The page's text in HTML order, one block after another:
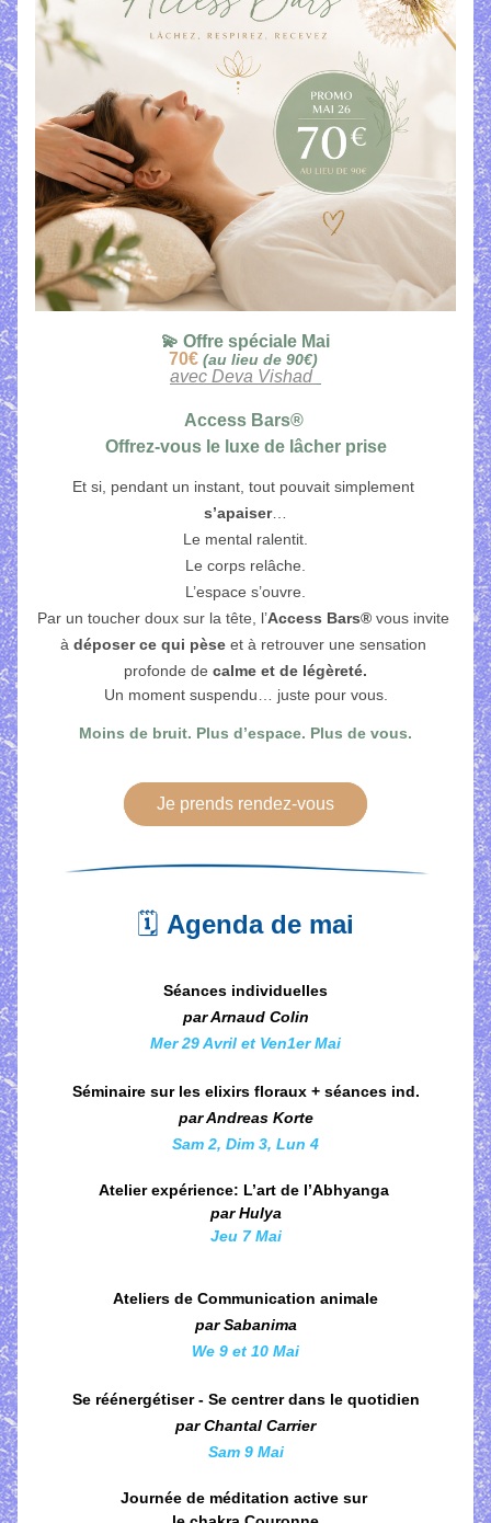
💫 Offre spéciale Mai
70€ (au lieu de 90€)
avec Deva Vishad
Access Bars®
Offrez-vous le luxe de lâcher prise
s’apaiser…
Le mental ralentit.
Le corps relâche.
L’espace s’ouvre.
Par un toucher doux sur la tête, l’Access Bars® vous invite
à déposer ce qui pèse et à retrouver une sensation
profonde de calme et de légèreté.
Un moment suspendu… juste pour vous.
Moins de bruit. Plus d’espace. Plus de vous.
Je prends rendez-vous
🗓 Agenda de mai
Séances individuelles
par Arnaud Colin
Mer 29 Avril et Ven1er Mai
Séminaire sur les elixirs floraux + séances ind.
par Andreas Korte
Sam 2, Dim 3, Lun 4
Atelier expérience: L’art de l’Abhyanga
par Hulya
Jeu 7 Mai
Ateliers de Communication animale
par Sabanima
We 9 et 10 Mai
Se réénergétiser - Se centrer dans le quotidien
par Chantal Carrier
Sam 9 Mai
Journée de méditation active sur